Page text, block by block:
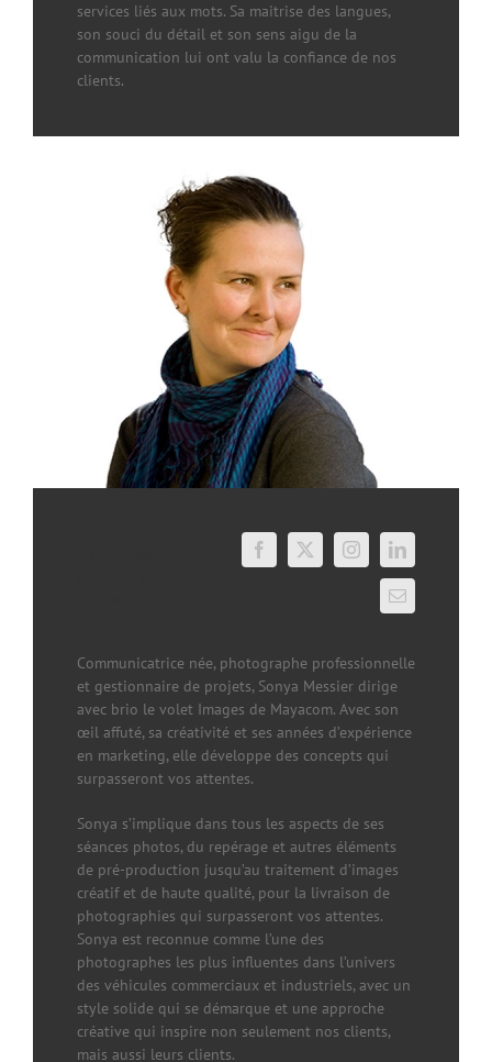
services liés aux mots. Sa maitrise des langues,
son souci du détail et son sens aigu de la
communication lui ont valu la confiance de nos
clients.
Communicatrice née, photographe professionnelle
et gestionnaire de projets, Sonya Messier dirige
avec brio le volet Images de Mayacom. Avec son
œil affuté, sa créativité et ses années d’expérience
en marketing, elle développe des concepts qui
surpasseront vos attentes.
Sonya s’implique dans tous les aspects de ses
séances photos, du repérage et autres éléments
de pré-production jusqu’au traitement d’images
créatif et de haute qualité, pour la livraison de
photographies qui surpasseront vos attentes.
Sonya est reconnue comme l’une des
photographes les plus influentes dans l’univers
des véhicules commerciaux et industriels, avec un
style solide qui se démarque et une approche
créative qui inspire non seulement nos clients,
mais aussi leurs clients.